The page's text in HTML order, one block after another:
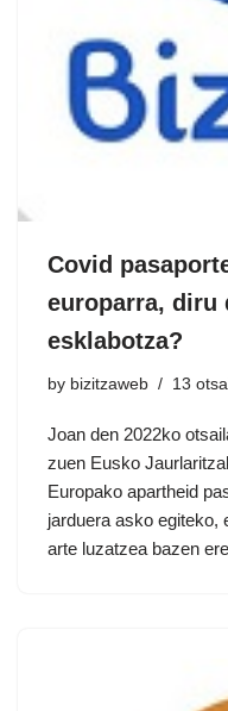
Covid
europarra, diru
esklabotza?
by bizitzaweb 13
Joan den 2022ko
zuen Eusko
Europako apartheid
jarduera asko egiteko,
arte luzatzea bazen